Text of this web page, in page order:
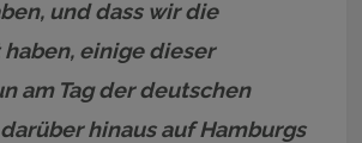
und dass wir die
einige dieser
am Tag der deutschen
hinaus auf Hamburgs